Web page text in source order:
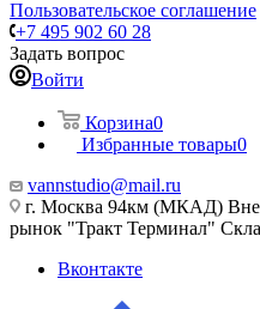
Пользовательское соглашение
+7 495 902 60 28
Задать вопрос
Войти
Корзина0
Избранные товары0
vannstudio@mail.ru
г. Москва 94км (МКАД)
рынок "Тракт Терминал"
Вконтакте